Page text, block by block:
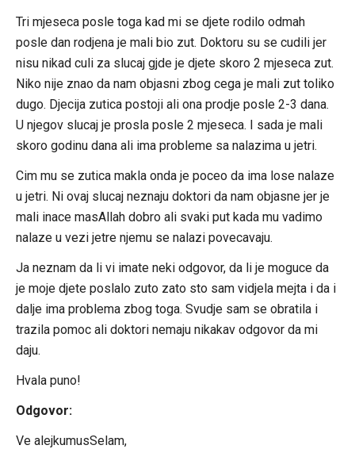
Tri mjeseca posle toga kad mi se djete rodilo odmah
posle dan rodjena je mali bio zut. Doktoru su se cudili jer
nisu nikad culi za slucaj gjde je djete skoro 2 mjeseca zut.
Niko nije znao da nam objasni zbog cega je mali zut toliko
dugo. Djecija zutica postoji ali ona prodje posle 2-3 dana.
U njegov slucaj je prosla posle 2 mjeseca. I sada je mali
skoro godinu dana ali ima probleme sa nalazima u jetri.
Cim mu se zutica makla onda je poceo da ima lose nalaze
u jetri. Ni ovaj slucaj neznaju doktori da nam objasne jer je
mali inace masAllah dobro ali svaki put kada mu vadimo
nalaze u vezi jetre njemu se nalazi povecavaju.
Ja neznam da li vi imate neki odgovor, da li je moguce da
je moje djete poslalo zuto zato sto sam vidjela mejta i da i
dalje ima problema zbog toga. Svudje sam se obratila i
trazila pomoc ali doktori nemaju nikakav odgovor da mi
daju.
Hvala puno!
Odgovor:
Ve alejkumusSelam,